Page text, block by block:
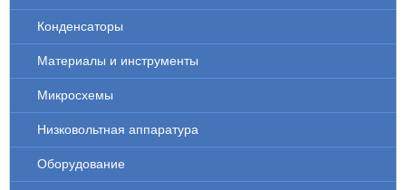
Конденсаторы
Материалы и инструменты
Микросхемы
Низковольтная аппаратура
Оборудование